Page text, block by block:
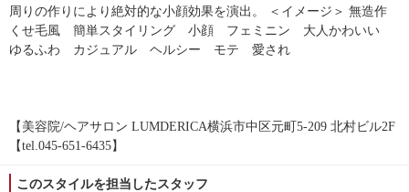
周りの作りにより絶対的な小顔効果を演出。 ＜イメージ＞ 無造作
くせ毛風 簡単スタイリング 小顔 フェミニン 大人かわいい
ゆるふわ カジュアル ヘルシー モテ 愛され
【美容院/ヘアサロン LUMDERICA横浜市中区元町5-209 北村ビル2F
【tel.045-651-6435】
このスタイルを担当したスタッフ